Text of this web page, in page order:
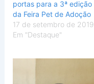
portas para a 3ª edição
da Feira Pet de Adoção
17 de setembro de 2019
Em "Destaque"